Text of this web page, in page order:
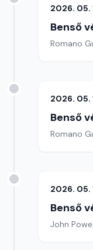
2026. 05.
Benső
2026. 05.
Benső
2026. 05.
Benső
John